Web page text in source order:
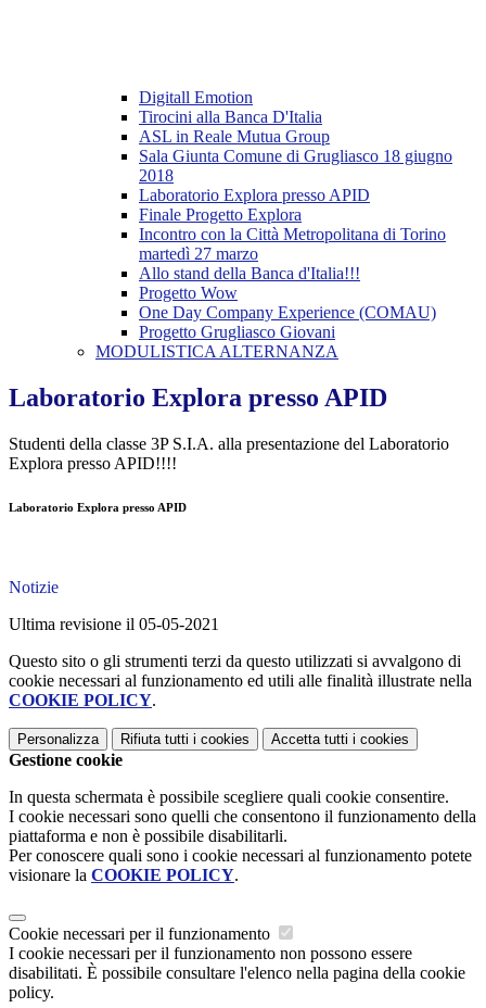
Digitall Emotion
Tirocini alla Banca D'Italia
ASL in Reale Mutua Group
Sala Giunta Comune di Grugliasco 18 giugno
2018
Laboratorio Explora presso APID
Finale Progetto Explora
Incontro con la Città Metropolitana di Torino
martedì 27 marzo
Allo stand della Banca d'Italia!!!
Progetto Wow
One Day Company Experience (COMAU)
Progetto Grugliasco Giovani
MODULISTICA ALTERNANZA
Laboratorio Explora presso APID
Studenti della classe 3P S.I.A. alla presentazione del Laboratorio
Explora presso APID!!!!
Laboratorio Explora presso APID
Notizie
Ultima revisione il 05-05-2021
Questo sito o gli strumenti terzi da questo utilizzati si avvalgono di
cookie necessari al funzionamento ed utili alle finalità illustrate nella
COOKIE POLICY.
Personalizza Rifiuta tutti i cookies Accetta tutti i cookies
Gestione cookie
In questa schermata è possibile scegliere quali cookie consentire.
I cookie necessari sono quelli che consentono il funzionamento della
piattaforma e non è possibile disabilitarli.
Per conoscere quali sono i cookie necessari al funzionamento potete
visionare la COOKIE POLICY.
Cookie necessari per il funzionamento
I cookie necessari per il funzionamento non possono essere
disabilitati. È possibile consultare l'elenco nella pagina della cookie
policy.